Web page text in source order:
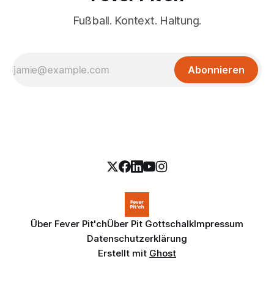
Fußball. Kontext. Haltung.
Abonnieren
Über Fever Pit'chÜber Pit GottschalkImpressum
Datenschutzerklärung
Erstellt mit Ghost